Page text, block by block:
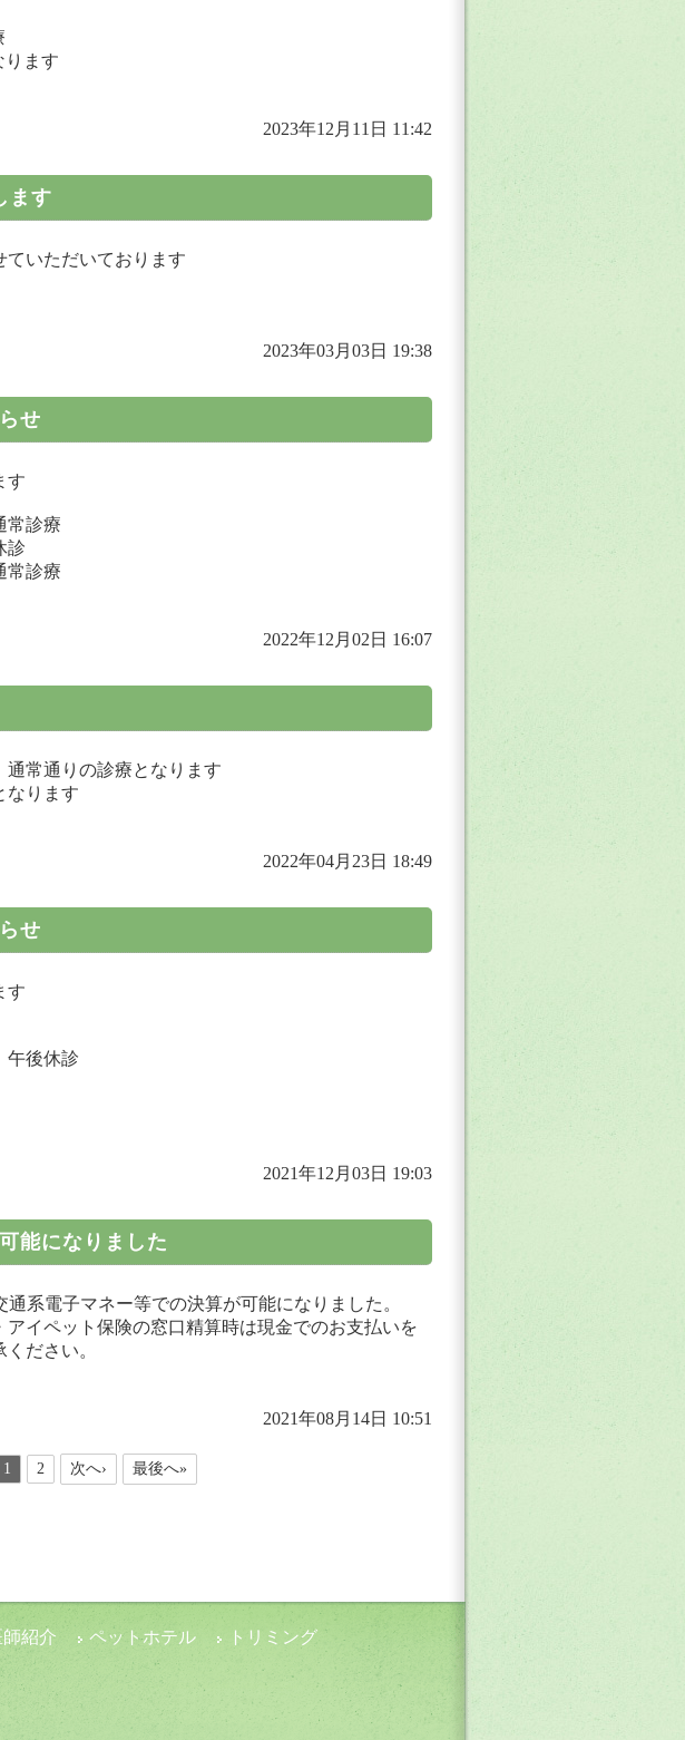
ります
2023年12月11日 11:42
ます
ていただいております
2023年03月03日 19:38
せ
す
療
診
療
2022年12月02日 16:07
通常通りの診療となります
なります
2022年04月23日 18:49
せ
す
後休診
2021年12月03日 19:03
能になりました
系電子マネー等での決算が可能になりました。
イペット保険の窓口精算時は現金でのお支払いを
ださい。
2021年08月14日 10:51
1 2 次へ› 最後へ»
紹介 ペットホテル
トリミング